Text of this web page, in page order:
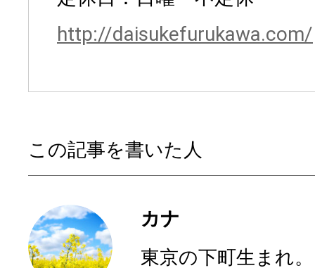
http://daisukefurukawa.com/
この記事を書いた人
カナ
東京の下町生まれ